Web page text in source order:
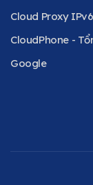
Cloud Proxy
CloudPhone -
Google